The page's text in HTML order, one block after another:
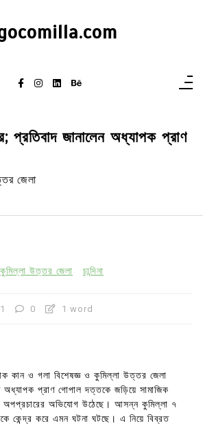
প্রতিবাদ জানালেন অধ্যাপক প্রাণ
জেলা
কুমিল্লা উত্তর জেলা চান্দিনা
0 1 word
কান ও গলা বিশেষজ্ঞ ও কুমিল্লা উত্তর জেলা
প্রাণ গোপাল দত্তকে জড়িয়ে সামাজিক
অপপ্রচারের অভিযোগ উঠেছে। আসন্ন কুমিল্লা ৭
কেন্দ্র করে এমন ঘটনা ঘটছে। এ নিয়ে বিব্রত